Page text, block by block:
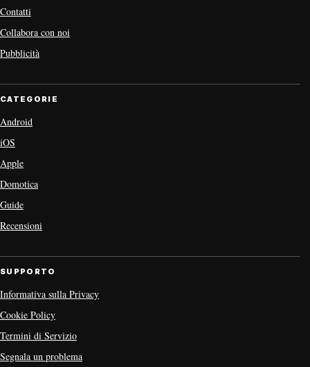
Contatti
Collabora con noi
Pubblicità
CATEGORIE
Android
iOS
Apple
Domotica
Guide
Recensioni
SUPPORTO
Informativa sulla Privacy
Cookie Policy
Termini di Servizio
Segnala un problema